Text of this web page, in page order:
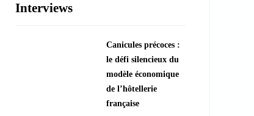
???? Explorer les animations
Interviews
Canicules précoces :
le défi silencieux du
modèle économique
de l’hôtellerie
française